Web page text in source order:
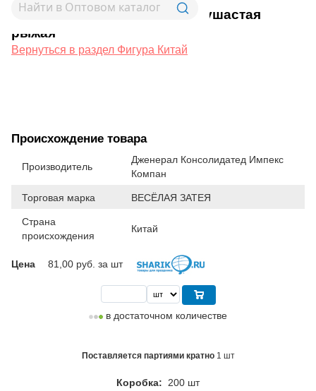
1207-6237К ФИГУРА Собака ушастая
рыжая
Вернуться в раздел Фигура Китай
Происхождение товара
Производитель
Дженерал Консолидатед Импекс
Компан
Торговая марка ВЕСЁЛАЯ ЗАТЕЯ
Страна
происхождения
Китай
Цена 81,00 руб. за шт
в достаточном количестве
Поставляется партиями кратно 1 шт
Коробка: 200 шт